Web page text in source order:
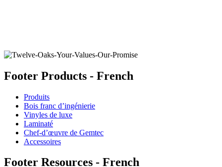
Footer Products - French
Produits
Bois franc d’ingénierie
Vinyles de luxe
Laminaté
Chef-d’œuvre de Gemtec
Accessoires
Footer Resources - French